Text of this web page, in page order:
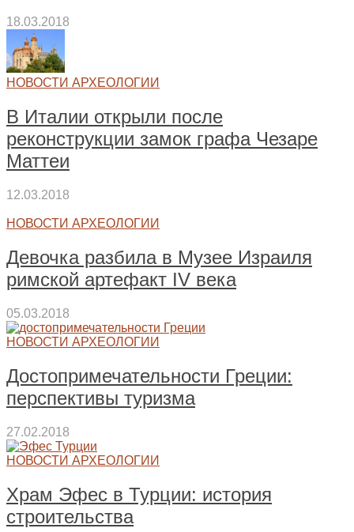
18.03.2018
НОВОСТИ АРХЕОЛОГИИ
В Италии открыли после
реконструкции замок графа Чезаре
Маттеи
12.03.2018
НОВОСТИ АРХЕОЛОГИИ
Девочка разбила в Музее Израиля
римской артефакт IV века
05.03.2018
НОВОСТИ АРХЕОЛОГИИ
Достопримечательности Греции:
перспективы туризма
27.02.2018
НОВОСТИ АРХЕОЛОГИИ
Храм Эфес в Турции: история
строительства